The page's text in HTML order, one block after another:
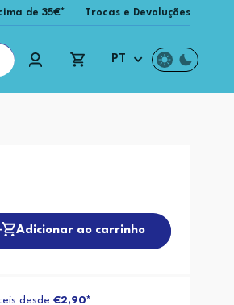
de 35€* Trocas e Devoluções
PT
Adicionar ao carrinho
desde€2,90*